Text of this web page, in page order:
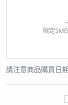
限定
請注意商品購買日